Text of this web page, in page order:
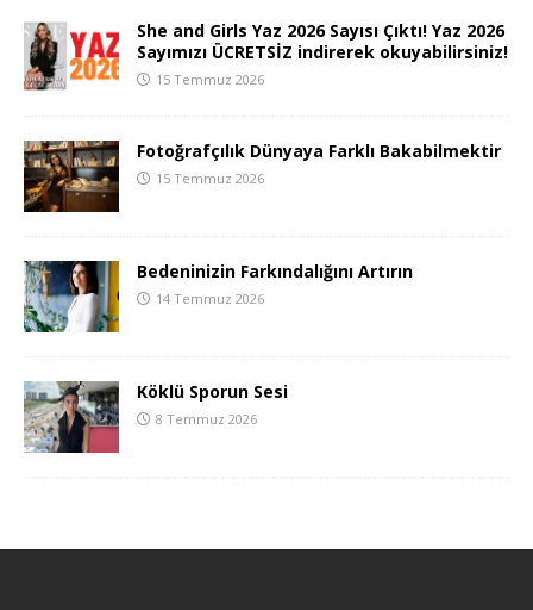
She and Girls Yaz 2026 Sayısı Çıktı! Yaz 2026
Sayımızı ÜCRETSİZ indirerek okuyabilirsiniz!
15 Temmuz 2026
Fotoğrafçılık Dünyaya Farklı Bakabilmektir
15 Temmuz 2026
Bedeninizin Farkındalığını Artırın
14 Temmuz 2026
Köklü Sporun Sesi
8 Temmuz 2026